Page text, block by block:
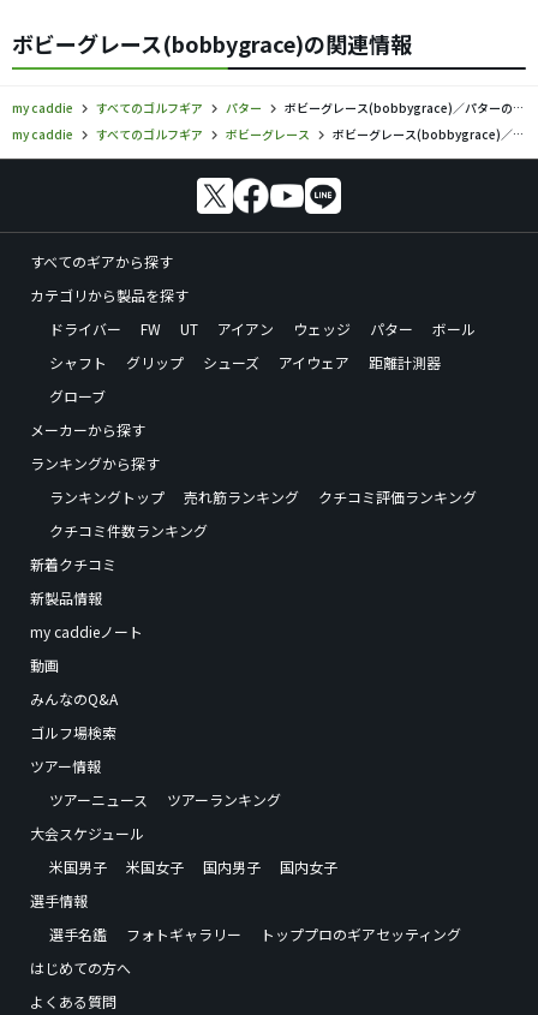
ボビーグレース(bobbygrace)の関連情報
my caddie すべてのゴルフギア パター
ボビーグレース(bobbygrace)／パターの口コミ評価
my caddie
すべてのゴルフギア ボビーグレース ボビーグレース(bobbygrace)／パターの口コミ評価
すべてのギアから探す
カテゴリから製品を探す
ドライバー
FW UT アイアン ウェッジ パター
ボール
シャフト
グリップ シューズ アイウェア
距離計測器
グローブ
メーカーから探す
ランキングから探す
ランキングトップ
売れ筋ランキング
クチコミ評価ランキング
クチコミ件数ランキング
新着クチコミ
新製品情報
my caddieノート
動画
みんなのQ&A
ゴルフ場検索
ツアー情報
ツアーニュース
ツアーランキング
大会スケジュール
米国男子
米国女子 国内男子
国内女子
選手情報
選手名鑑
フォトギャラリー
トッププロのギアセッティング
はじめての方へ
よくある質問